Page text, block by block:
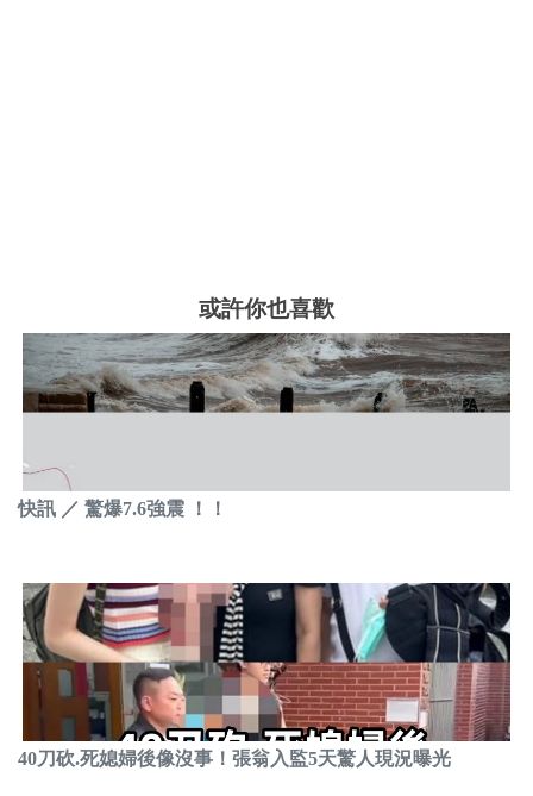
或許你也喜歡
快訊 ／ 驚爆7.6強震 ！！
40刀砍.死媳婦後像沒事！張翁入監5天驚人現況曝光